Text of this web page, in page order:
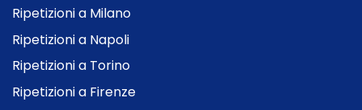
Ripetizioni a Milano
Ripetizioni a Napoli
Ripetizioni a Torino
Ripetizioni a Firenze